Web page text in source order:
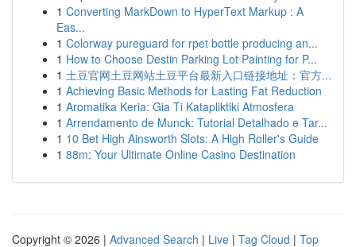
1 Converting MarkDown to HyperText Markup : A
Eas...
1 Colorway pureguard for rpet bottle producing an...
1 How to Choose Destin Parking Lot Painting for P...
1 土豆官网土豆网站土豆平台最新入口链接地址：官方...
1 Achieving Basic Methods for Lasting Fat Reduction
1 Aromatika Keria: Gia Ti Katapliktiki Atmosfera
1 Arrendamento de Munck: Tutorial Detalhado e Tar...
1 10 Bet High Ainsworth Slots: A High Roller's Guide
1 88m: Your Ultimate Online Casino Destination
Copyright © 2026 | Advanced Search | Live | Tag Cloud | Top